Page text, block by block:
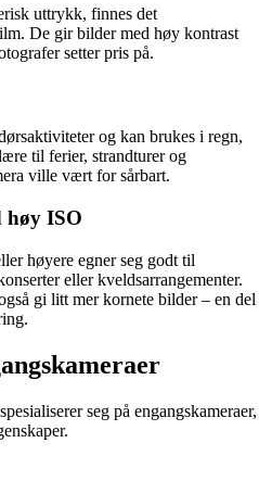
uttrykk, finnes det
De gir bilder med høy kontrast
setter pris på.
og kan brukes i regn,
til ferier, strandturer og
ville vært for sårbart.
høy ISO
høyere egner seg godt til
eller kveldsarrangementer.
gi litt mer kornete bilder – en del
seg på engangskameraer,